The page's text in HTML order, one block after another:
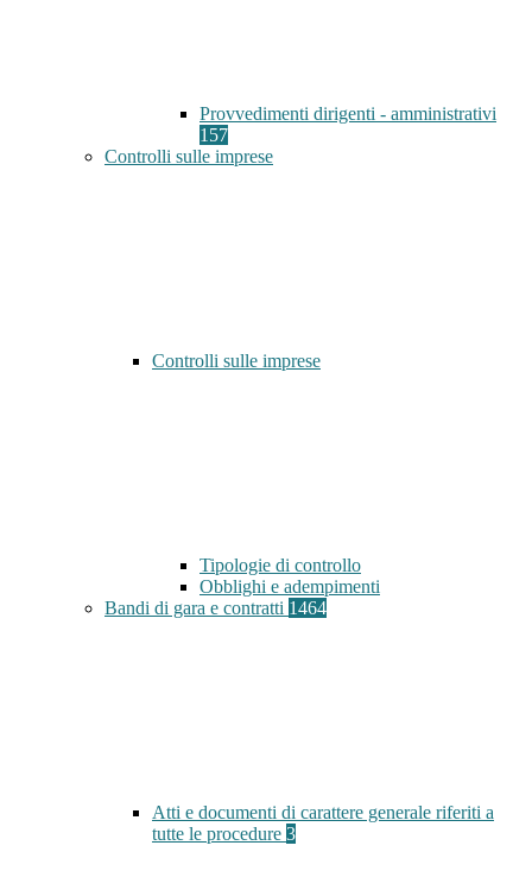
Provvedimenti dirigenti - amministrativi
157
Controlli sulle imprese
Controlli sulle imprese
Tipologie di controllo
Obblighi e adempimenti
Bandi di gara e contratti 1464
Atti e documenti di carattere generale riferiti a
tutte le procedure 3